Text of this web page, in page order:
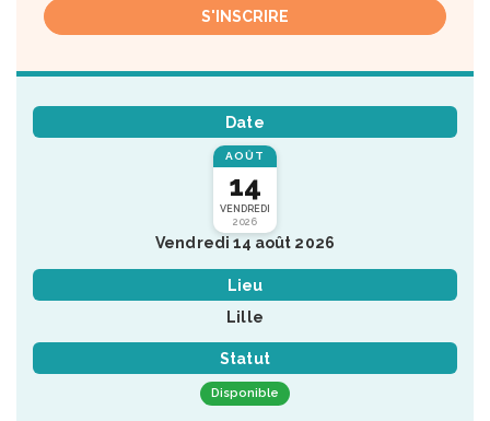
S'INSCRIRE
Date
AOÛT
14
VENDREDI
2026
Vendredi 14 août 2026
Lieu
Lille
Statut
Disponible